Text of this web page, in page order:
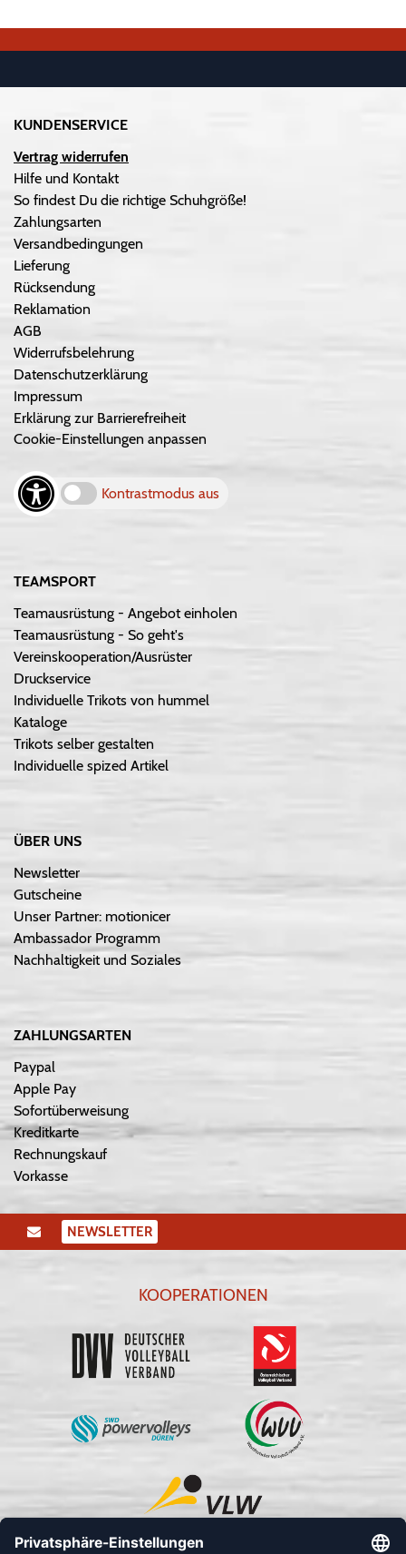
KUNDENSERVICE
Vertrag widerrufen
Hilfe und Kontakt
So findest Du die richtige Schuhgröße!
Zahlungsarten
Versandbedingungen
Lieferung
Rücksendung
Reklamation
AGB
Widerrufsbelehrung
Datenschutzerklärung
Impressum
Erklärung zur Barrierefreiheit
Cookie-Einstellungen anpassen
Kontrastmodus aus
TEAMSPORT
Teamausrüstung - Angebot einholen
Teamausrüstung - So geht's
Vereinskooperation/Ausrüster
Druckservice
Individuelle Trikots von hummel
Kataloge
Trikots selber gestalten
Individuelle spized Artikel
ÜBER UNS
Newsletter
Gutscheine
Unser Partner: motionicer
Ambassador Programm
Nachhaltigkeit und Soziales
ZAHLUNGSARTEN
Paypal
Apple Pay
Sofortüberweisung
Kreditkarte
Rechnungskauf
Vorkasse
NEWSLETTER
KOOPERATIONEN